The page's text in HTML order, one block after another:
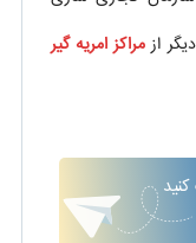
از مراکز امریه گیر